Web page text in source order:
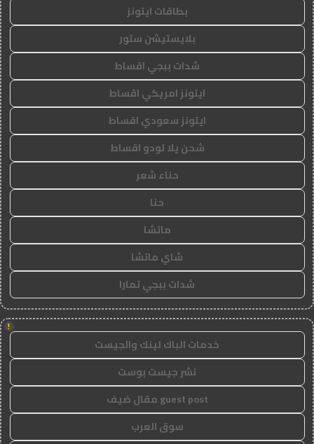
بطاقات ايتونز
بلايستيشن ستور
شدات ببجي اقساط
ايتونز امريكي اقساط
ايتونز سعودي اقساط
شحن يلا لودو اقساط
حناء شعر
حنا
ماتشا
شاي ماتشا
شدات ببجي تمارا
!
خدمات الباك لينك والجيست
نشر جيست بوست
guest post مقال ضيف
سوق العرب